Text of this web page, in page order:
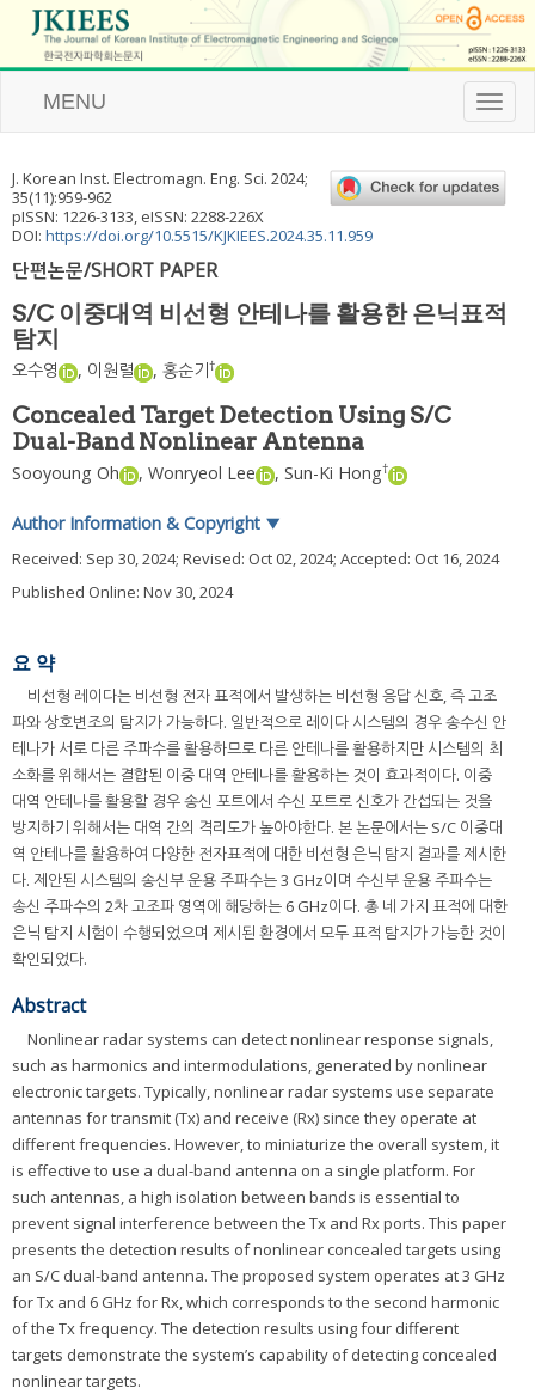
T
o
l
e
g
MENU
J. Korean Inst. Electromagn. Eng. Sci. 2024;
35(11):959-962
pISSN: 1226-3133, eISSN: 2288-226X
DOI: https://doi.org/10.5515/KJKIEES.2024.35.11.959
단편논문/SHORT PAPER
S/C 이중대역 비선형 안테나를 활용한 은닉표적
탐지
오수영 , 이원렬 , 홍순기 †
Concealed Target Detection Using S/C
Dual-Band Nonlinear Antenna
Sooyoung Oh , Wonryeol Lee , Sun-Ki Hong†
Author Information & Copyright ▼
Received: Sep 30, 2024; Revised: Oct 02, 2024; Accepted: Oct 16, 2024
Published Online: Nov 30, 2024
요 약
비선형 레이다는 비선형 전자 표적에서 발생하는 비선형 응답 신호, 즉 고조
파와 상호변조의 탐지가 가능하다. 일반적으로 레이다 시스템의 경우 송수신 안
테나가 서로 다른 주파수를 활용하므로 다른 안테나를 활용하지만 시스템의 최
소화를 위해서는 결합된 이중 대역 안테나를 활용하는 것이 효과적이다. 이중
대역 안테나를 활용할 경우 송신 포트에서 수신 포트로 신호가 간섭되는 것을
방지하기 위해서는 대역 간의 격리도가 높아야한다. 본 논문에서는 S/C 이중대
역 안테나를 활용하여 다양한 전자표적에 대한 비선형 은닉 탐지 결과를 제시한
다. 제안된 시스템의 송신부 운용 주파수는 3 GHz이며 수신부 운용 주파수는
송신 주파수의 2차 고조파 영역에 해당하는 6 GHz이다. 총 네 가지 표적에 대한
은닉 탐지 시험이 수행되었으며 제시된 환경에서 모두 표적 탐지가 가능한 것이
확인되었다.
Abstract
Nonlinear radar systems can detect nonlinear response signals,
such as harmonics and intermodulations, generated by nonlinear
electronic targets. Typically, nonlinear radar systems use separate
antennas for transmit (Tx) and receive (Rx) since they operate at
different frequencies. However, to miniaturize the overall system, it
is effective to use a dual-band antenna on a single platform. For
such antennas, a high isolation between bands is essential to
prevent signal interference between the Tx and Rx ports. This paper
presents the detection results of nonlinear concealed targets using
an S/C dual-band antenna. The proposed system operates at 3 GHz
for Tx and 6 GHz for Rx, which corresponds to the second harmonic
of the Tx frequency. The detection results using four different
targets demonstrate the system’s capability of detecting concealed
nonlinear targets.